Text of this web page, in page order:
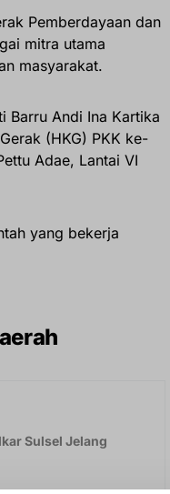
Pemberdayaan dan
mitra utama
masyarakat.
Barru Andi Ina Kartika
(HKG) PKK ke-
Adae, Lantai VI
yang bekerja
Sulsel Jelang